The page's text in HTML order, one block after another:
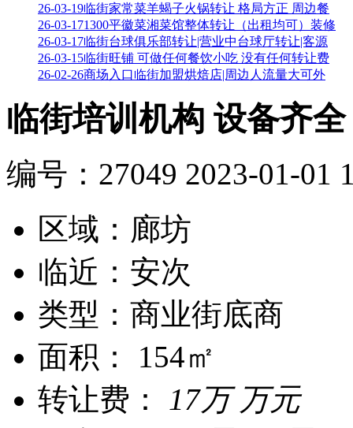
26-03-19临街家常菜羊蝎子火锅转让 格局方正 周边餐
26-03-171300平徽菜湘菜馆整体转让（出租均可）装修
26-03-17临街台球俱乐部转让|营业中台球厅转让|客源
26-03-15临街旺铺 可做任何餐饮小吃 没有任何转让费
26-02-26商场入口临街加盟烘焙店|周边人流量大可外
临街培训机构 设备齐
编号： 27049 2023-01-01
区域：廊坊
临近：安次
类型：商业街底商
面积： 154㎡
转让费：
17万 万元